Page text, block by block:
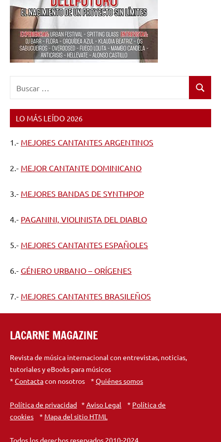
Buscar
LO MÁS LEÍDO 2026
1.- MEJORES CANTANTES ARGENTINOS
2.- MEJOR CANTANTE DOMINICANO
3.- MEJORES BANDAS DE SYNTHPOP
4.- PAGANINI, VIOLINISTA DEL DIABLO
5.- MEJORES CANTANTES ESPAÑOLES
6.- GÉNERO URBANO – ORÍGENES
7.- MEJORES CANTANTES BRASILEÑOS
LACARNE MAGAZINE
Revista de música internacional con entrevistas, noticias,
tutoriales y eBooks para músicos
* Contactacon nosotros * Quiénes somos
Política de privacidad * Aviso Legal * Política de
cookies * Mapa del sitio HTML
Todos los derechos reservados 2010-2024